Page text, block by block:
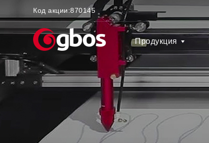
Код акции:870145
Продукция